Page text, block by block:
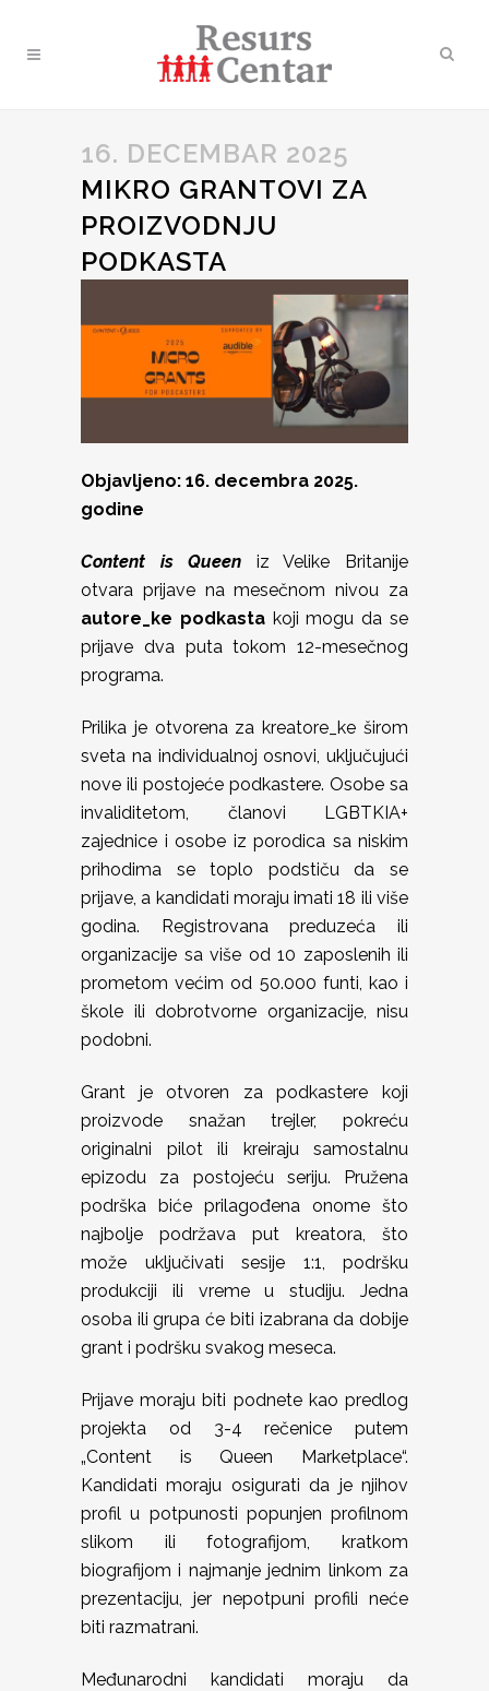
16. DECEMBAR 2025
MIKRO GRANTOVI ZA
PROIZVODNJU
PODKASTA
Objavljeno: 16. decembra 2025.
godine
Content is Queen iz Velike Britanije
otvara prijave na mesečnom nivou za
autore_ke podkastakoji mogu da se
prijave dva puta tokom 12-mesečnog
programa.
Prilika je otvorena za kreatore_ke širom
sveta na individualnoj osnovi, uključujući
nove ili postojeće podkastere. Osobe sa
invaliditetom, članovi LGBTKIA+
zajednice i osobe iz porodica sa niskim
prihodima se toplo podstiču da se
prijave, a kandidati moraju imati 18 ili više
godina. Registrovana preduzeća ili
organizacije sa više od 10 zaposlenih ili
prometom većim od 50.000 funti, kao i
škole ili dobrotvorne organizacije, nisu
podobni.
Grant je otvoren za podkastere koji
proizvode snažan trejler, pokreću
originalni pilot ili kreiraju samostalnu
epizodu za postojeću seriju. Pružena
podrška biće prilagođena onome što
najbolje podržava put kreatora, što
može uključivati sesije 1:1, podršku
produkciji ili vreme u studiju. Jedna
osoba ili grupa će biti izabrana da dobije
grant i podršku svakog meseca.
Prijave moraju biti podnete kao predlog
projekta od 3-4 rečenice putem
„Content is Queen Marketplace“.
Kandidati moraju osigurati da je njihov
profil u potpunosti popunjen profilnom
slikom ili fotografijom, kratkom
biografijom i najmanje jednim linkom za
prezentaciju, jer nepotpuni profili neće
biti razmatrani.
Međunarodni kandidati moraju da